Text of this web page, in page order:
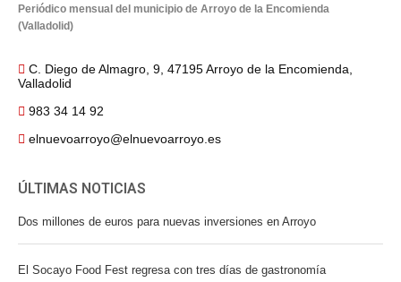
Periódico mensual del municipio de Arroyo de la Encomienda
(Valladolid)
C. Diego de Almagro, 9, 47195 Arroyo de la Encomienda,
Valladolid
983 34 14 92
elnuevoarroyo@elnuevoarroyo.es
ÚLTIMAS NOTICIAS
Dos millones de euros para nuevas inversiones en Arroyo
El Socayo Food Fest regresa con tres días de gastronomía